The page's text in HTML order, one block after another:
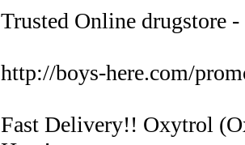
Trusted Online drugstore
http://boys-here.com/
Fast Delivery!! Oxytrol